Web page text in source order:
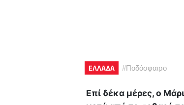
ΕΛΛΑΔΑ #Ποδόσφαιρο
Επί δέκα μέρες, ο